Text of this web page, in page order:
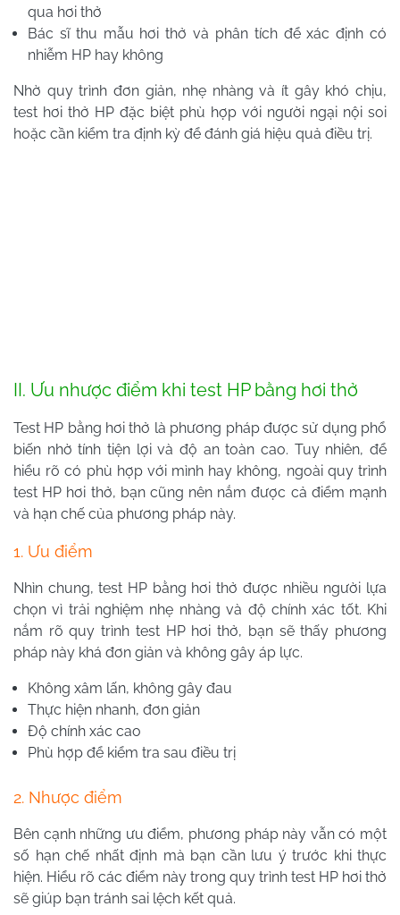
qua hơi thở
Bác sĩ thu mẫu hơi thở và phân tích để xác định có
nhiễm HP hay không
Nhờ quy trình đơn giản, nhẹ nhàng và ít gây khó chịu,
test hơi thở HP đặc biệt phù hợp với người ngại nội soi
hoặc cần kiểm tra định kỳ để đánh giá hiệu quả điều trị.
II. Ưu nhược điểm khi test HP bằng hơi thở
Test HP bằng hơi thở là phương pháp được sử dụng phổ
biến nhờ tính tiện lợi và độ an toàn cao. Tuy nhiên, để
hiểu rõ có phù hợp với mình hay không, ngoài quy trình
test HP hơi thở, bạn cũng nên nắm được cả điểm mạnh
và hạn chế của phương pháp này.
1. Ưu điểm
Nhìn chung, test HP bằng hơi thở được nhiều người lựa
chọn vì trải nghiệm nhẹ nhàng và độ chính xác tốt. Khi
nắm rõ quy trình test HP hơi thở, bạn sẽ thấy phương
pháp này khá đơn giản và không gây áp lực.
Không xâm lấn, không gây đau
Thực hiện nhanh, đơn giản
Độ chính xác cao
Phù hợp để kiểm tra sau điều trị
2. Nhược điểm
Bên cạnh những ưu điểm, phương pháp này vẫn có một
số hạn chế nhất định mà bạn cần lưu ý trước khi thực
hiện. Hiểu rõ các điểm này trong quy trình test HP hơi thở
sẽ giúp bạn tránh sai lệch kết quả.